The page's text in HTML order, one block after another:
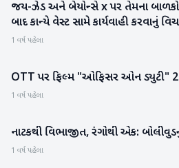
મનોરંજન
જય-ઝેડ અને બેયોન્સે x પર તેમના બાળકો
બાદ કાન્યે વેસ્ટ સામે કાર્યવાહી કરવાનું
1 વર્ષ પહેલા
મનોરંજન OTT પર ફિલ્મ "ઓફિસર ઓન
1 વર્ષ પહેલા
મનોરંજન
નાટકથી વિભાજીત, રંગોથી એક:
1 વર્ષ પહેલા